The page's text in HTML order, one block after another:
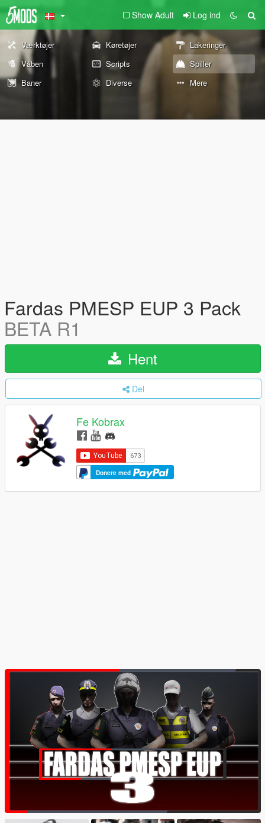
Show Adult Log ind
Værktøjer Køretøjer
Lakeringer
Våben
Scripts
Spiller
Baner
Diverse Mere
Fardas PMESP EUP 3 Pack
BETA R1
Hent
Del
Fe Kobrax
Donere med